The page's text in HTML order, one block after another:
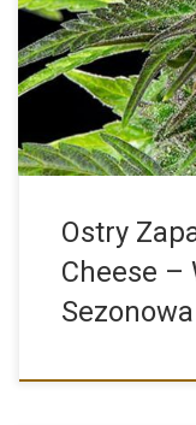
Blue Cheese od
marihuany, […]
Ostry
Cheese –
Sezonowa